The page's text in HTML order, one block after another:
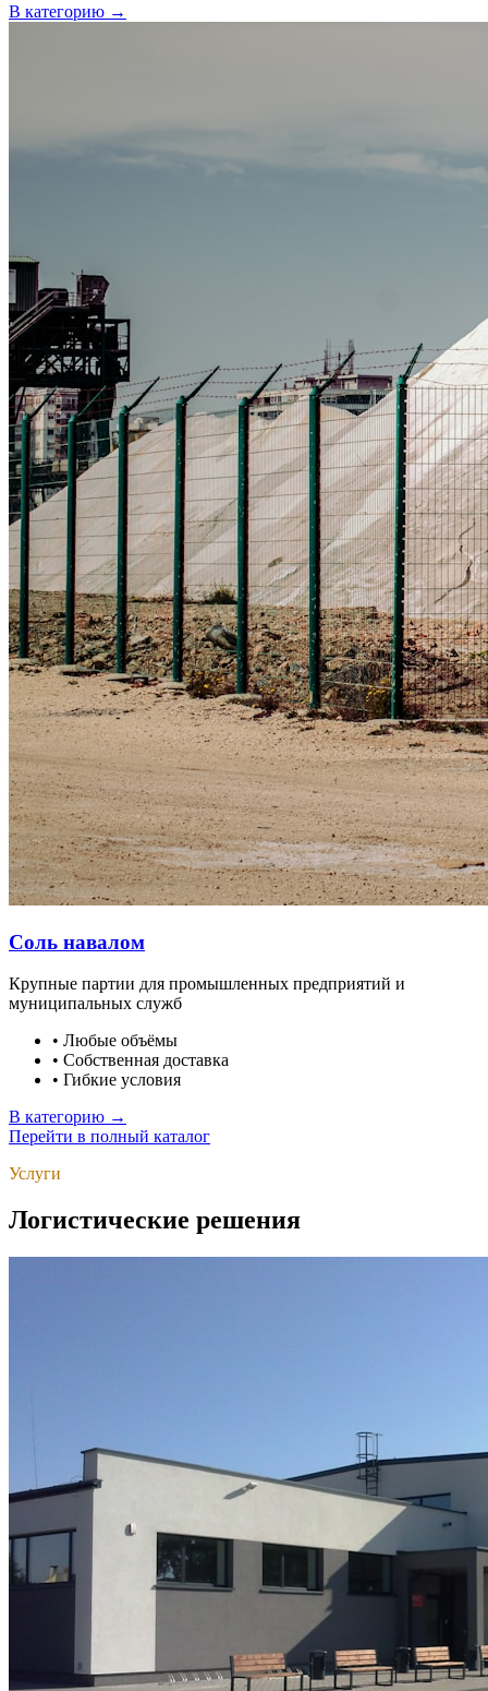
В категорию →
Соль навалом
Крупные партии для промышленных предприятий и
муниципальных служб
• Любые объёмы
• Собственная доставка
• Гибкие условия
В категорию →
Перейти в полный каталог
Услуги
Логистические решения